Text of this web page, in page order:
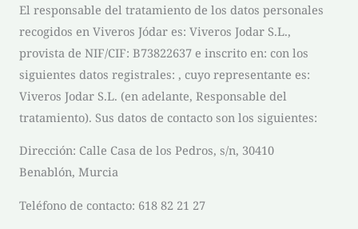
El responsable del tratamiento de los datos personales
recogidos en Viveros Jódar es: Viveros Jodar S.L.,
provista de NIF/CIF: B73822637 e inscrito en: con los
siguientes datos registrales: , cuyo representante es:
Viveros Jodar S.L. (en adelante, Responsable del
tratamiento). Sus datos de contacto son los siguientes:
Dirección: Calle Casa de los Pedros, s/n, 30410
Benablón, Murcia
Teléfono de contacto: 618 82 21 27